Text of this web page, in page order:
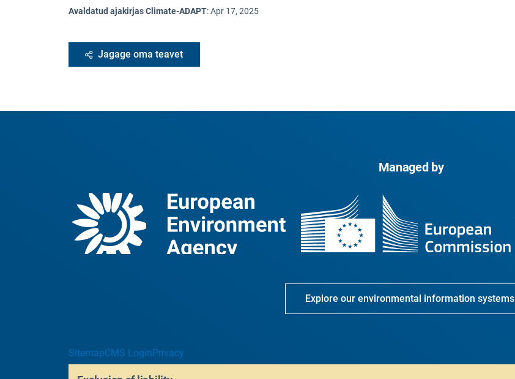
Avaldatud ajakirjas Climate-ADAPT:Apr 17, 2025
Jagage oma teavet
Managed by
Explore our environmental information systems
SitemapCMS LoginPrivacy